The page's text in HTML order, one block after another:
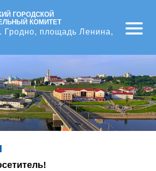
ГОРОДСКОЙ
КОМИТЕТ
Гродно, площадь Ленина,
Open